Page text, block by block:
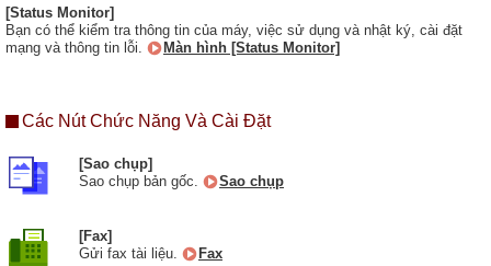
[Status Monitor]
Bạn có thể kiểm tra thông tin của máy, việc sử dụng và nhật ký, cài đặt
mạng và thông tin lỗi.
Màn hình [Status Monitor]
Các Nút Chức Năng Và Cài Đặt
[Sao chụp]
Sao chụp bản gốc.
Sao chụp
[Fax]
Gửi fax tài liệu.
Fax